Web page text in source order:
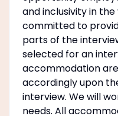
and inclusivity in
committed to
parts of the
selected for an
accommodation
accordingly upon
interview. We will
needs. All